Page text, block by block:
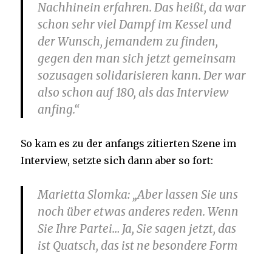
Nachhinein erfahren. Das heißt, da war
schon sehr viel Dampf im Kessel und
der Wunsch, jemandem zu finden,
gegen den man sich jetzt gemeinsam
sozusagen solidarisieren kann. Der war
also schon auf 180, als das Interview
anfing.“
So kam es zu der anfangs zitierten Szene im
Interview, setzte sich dann aber so fort:
Marietta Slomka: „Aber lassen Sie uns
noch über etwas anderes reden. Wenn
Sie Ihre Partei… Ja, Sie sagen jetzt, das
ist Quatsch, das ist ne besondere Form